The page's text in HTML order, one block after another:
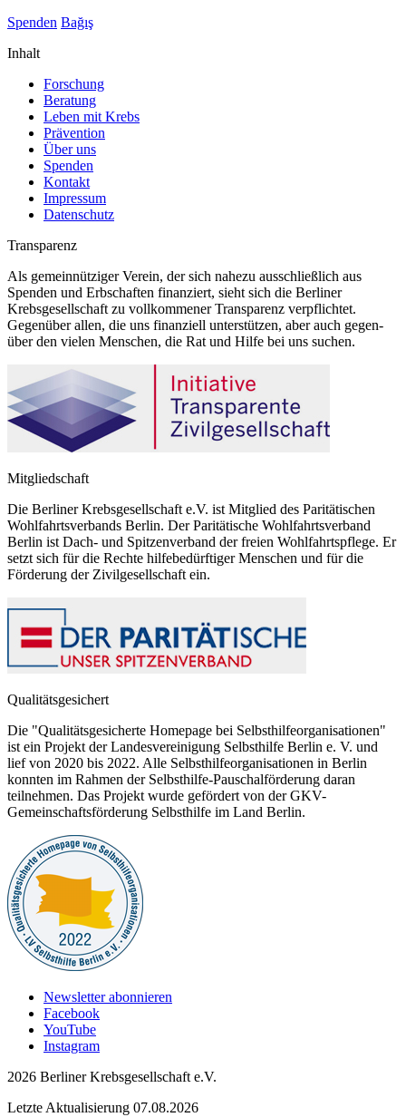
Spenden Bağış
Inhalt
Forschung
Beratung
Leben mit Krebs
Prävention
Über uns
Spenden
Kontakt
Impressum
Datenschutz
Transparenz
Als gemeinnütziger Verein, der sich nahezu ausschließlich aus
Spenden und Erbschaften finanziert, sieht sich die Berliner
Krebsgesellschaft zu vollkommener Transparenz verpflichtet.
Gegenüber allen, die uns finanziell unterstützen, aber auch gegen-
über den vielen Menschen, die Rat und Hilfe bei uns suchen.
Mitgliedschaft
Die Berliner Krebsgesellschaft e.V. ist Mitglied des Paritätischen
Wohlfahrtsverbands Berlin. Der Paritätische Wohlfahrtsverband
Berlin ist Dach- und Spitzenverband der freien Wohlfahrtspflege. Er
setzt sich für die Rechte hilfebedürftiger Menschen und für die
Förderung der Zivilgesellschaft ein.
Qualitätsgesichert
Die "Qualitätsgesicherte Homepage bei Selbsthilfeorganisationen"
ist ein Projekt der Landesvereinigung Selbsthilfe Berlin e. V. und
lief von 2020 bis 2022. Alle Selbsthilfeorganisationen in Berlin
konnten im Rahmen der Selbsthilfe-Pauschalförderung daran
teilnehmen. Das Projekt wurde gefördert von der GKV-
Gemeinschaftsförderung Selbsthilfe im Land Berlin.
Newsletter abonnieren
Facebook
YouTube
Instagram
2026 Berliner Krebsgesellschaft e.V.
Letzte Aktualisierung 07.08.2026